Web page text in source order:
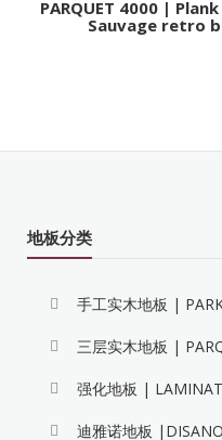
可持续性 |
视频 | VIDEOS
版权所有©2012-2026 德国汉诺地